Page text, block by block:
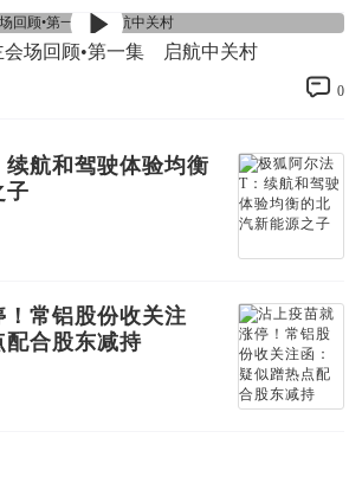
会场回顾•第一集 启航中关村
0
航和驾驶体验均衡
子
常铝股份收关注
配合股东减持